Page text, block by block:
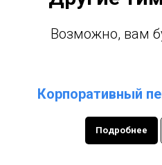
Возможно, вам
Корпоративный
Подробнее